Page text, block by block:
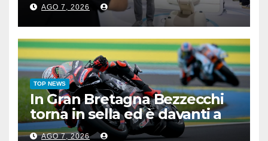
AGO 7, 2026
TOP NEWS
In Gran Bretagna Bezzecchi
torna in sella ed è davanti a
tutti nelle Practice
AGO 7, 2026